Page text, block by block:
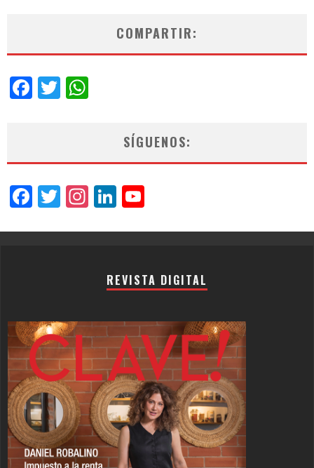
COMPARTIR:
Facebook
Twitter
SÍGUENOS:
Facebook
Twitter
Instagram
LinkedIn
REVISTA DIGITAL